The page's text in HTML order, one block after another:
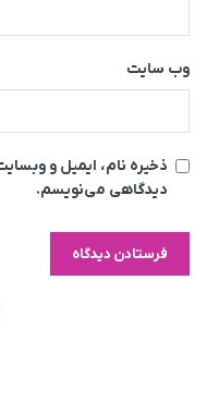
وب‌ سایت
ذخیره نام، ایمیل و
دیدگاهی می‌نویسم.